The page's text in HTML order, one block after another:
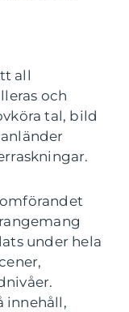
all
och
tal, bild
under hela
innehåll,